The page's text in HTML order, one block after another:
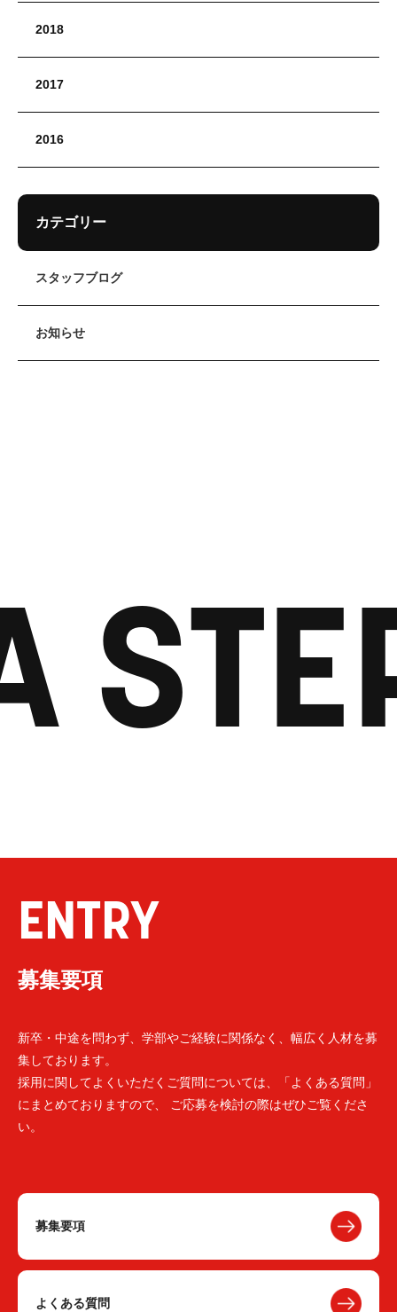
2018
2017
2016
カテゴリー
スタッフブログ
お知らせ
ENTRY
募集要項
新卒・中途を問わず、学部やご経験に関係なく、幅広く人材を募
集しております。
採用に関してよくいただくご質問については、「よくある質問」
にまとめておりますので、 ご応募を検討の際はぜひご覧くださ
い。
募集要項
よくある質問